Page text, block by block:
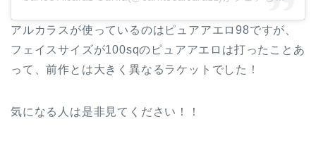
アルカラスが使っているのはピュアアエロ98ですが、
フェイスサイズが100sqのピュアアエロは打ったことあ
って、前作とは大きく異なるラケットでした！
気になる人は是非見てください！！